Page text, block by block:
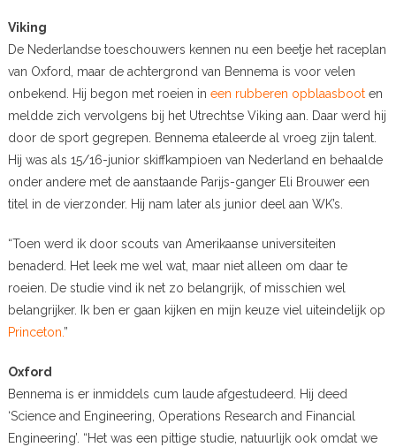
Viking
De Nederlandse toeschouwers kennen nu een beetje het raceplan
van Oxford, maar de achtergrond van Bennema is voor velen
onbekend. Hij begon met roeien in een rubberen opblaasboot en
meldde zich vervolgens bij het Utrechtse Viking aan. Daar werd hij
door de sport gegrepen. Bennema etaleerde al vroeg zijn talent.
Hij was als 15/16-junior skiffkampioen van Nederland en behaalde
onder andere met de aanstaande Parijs-ganger Eli Brouwer een
titel in de vierzonder. Hij nam later als junior deel aan WK’s.
“Toen werd ik door scouts van Amerikaanse universiteiten
benaderd. Het leek me wel wat, maar niet alleen om daar te
roeien. De studie vind ik net zo belangrijk, of misschien wel
belangrijker. Ik ben er gaan kijken en mijn keuze viel uiteindelijk op
Princeton.”
Oxford
Bennema is er inmiddels cum laude afgestudeerd. Hij deed
‘Science and Engineering, Operations Research and Financial
Engineering’. “Het was een pittige studie, natuurlijk ook omdat we